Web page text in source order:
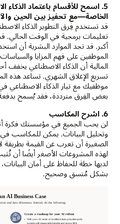
5. اسمح للأقسام باعتماد الذكاء
الخاصة—مع تحفيز بين الحين
قد تستخدم فِرق التطوير الذكاء
تعليمات برمجية في الوقت الحالي.
أكبر. قد تجد الموارد البشرية أن
الموظفين على فهم المزايا والسياسات
تسريع الإغلاق الشهري. تساعد هذه
موظفيك مع تيار الذكاء الاصطناعي
بعض الفِرق مترددة، فقد يُسمح
6. اشرح المكاسب
لن يحب الجميع في مؤسستك فكرة
وتحليل البيانات. يمكن للمكاسب
الصغيرة أن تعرب عن القيمة بطريقة
لهذه المشروعات الأصغر أيضًا أن
لديها خطة للحفاظ على أمان البيانات،
بشكل مُتسق وصحيح.